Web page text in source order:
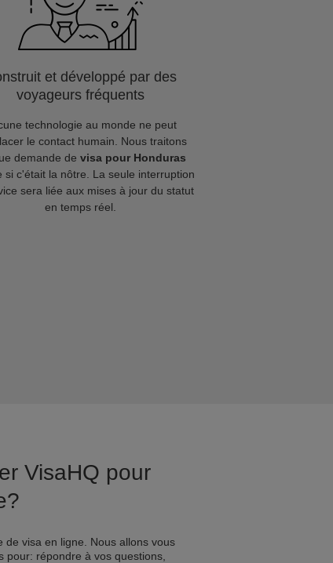
et développé par des
voyageurs fréquents
technologie au monde ne peut
le contact humain. Nous traitons
demande de visa pour Honduras
si c'était la nôtre. La seule interruption
sera liée aux mises à jour du statut
en temps réel.
VisaHQ pour
de visa en ligne. Nous allons vous
pour: répondre à vos questions,